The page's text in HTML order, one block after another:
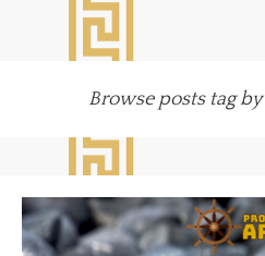
Browse posts tag by